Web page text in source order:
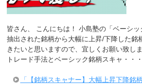
皆さん、 こんにちは！ 小島塾の「ベーシ
抽出された銘柄から大幅に上昇/下降した銘
きたいと思いますので、宜しくお願い致し
トレード手法とベーシック銘柄スキャ・・・
「【銘柄スキャナー】大幅上昇下降銘